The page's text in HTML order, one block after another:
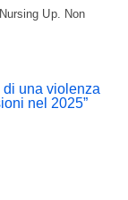
Up. Non